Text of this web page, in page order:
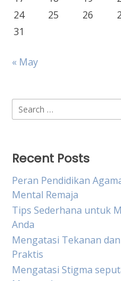
24
25 26
31
« May
Search
for:
Recent Posts
Peran Pendidikan
Mental Remaja
Tips Sederhana untuk
Anda
Mengatasi Tekanan
Praktis
Mengatasi Stigma